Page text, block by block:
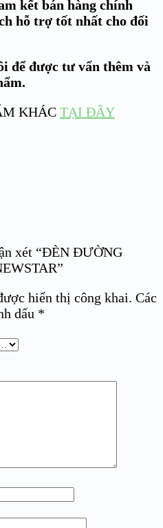
kết bán hàng chính
hỗ trợ tốt nhất cho đối
để được tư vấn thêm và
KHÁC TẠI ĐÂY
xét “ĐÈN ĐƯỜNG
hiển thị công khai. Các
dấu *